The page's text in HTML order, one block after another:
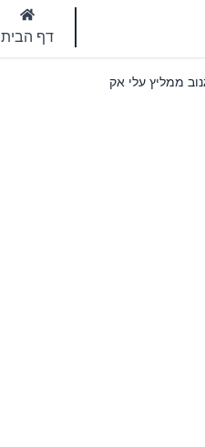
דף הבית
ממליץ עלי אקספרס